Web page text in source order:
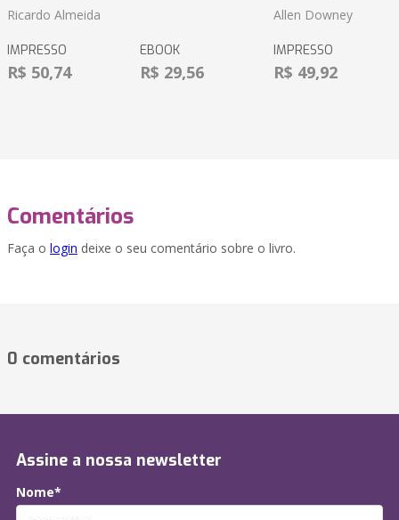
Ricardo Almeida
IMPRESSO
R$ 50,74
EBOOK
R$ 29,56
Allen Downey
IMPRESSO
R$ 49,92
Comentários
Faça o login deixe o seu comentário sobre o livro.
0 comentários
Assine a nossa newsletter
Nome*